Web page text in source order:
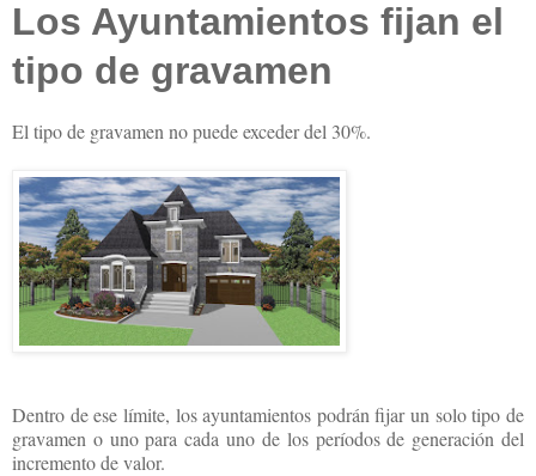
Los Ayuntamientos fijan el
tipo de gravamen
El tipo de gravamen no puede exceder del 30%.
Dentro de ese límite, los ayuntamientos podrán fijar un solo tipo de
gravamen o uno para cada uno de los períodos de generación del
incremento de valor.